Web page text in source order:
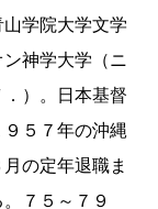
学院大学文学
神学大学（ニ
）。日本基督
５７年の沖縄
の定年退職ま
７５～７９